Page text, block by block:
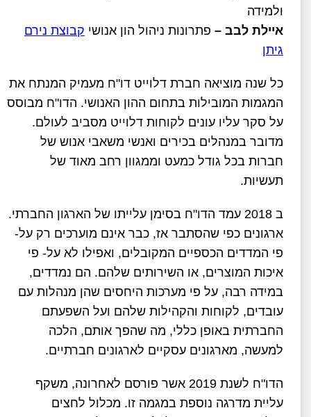
ולמידה
איילת לבב – פתרונות ניהול הון אנושיקבוצת נירם
גיתן
כל שנה מוציאה חברת דלוייט דו"ח מעמיק המנתח את
המגמות המובילות בתחום ההון האנושי. הדו"ח מבוסס
על סקר עליו עונים לקוחות דלוייט מסביב לעולם.
מדובר במנהלים בכירים ואנשי משאבי אנוש של
חברות בכל גודל כמעט וממגוון רחב מאוד של
תעשיות.
ב 2018 עמד הדו"ח בסימן עלייתו של הארגון החברתי.
ארגונים כפי שהסתבר אז, כבר אינם מוערכים רק על-
פי המדדים הכספיים המקובלים, ואפילו לא על- פי
איכות המוצרים, או השירותים שלהם. הם נמדדים,
במידה רבה, על פי מערכות היחסים שהן מנהלות עם
עובדים, לקוחות והקהילות שלהם ועל השפעתם
החברתית באופן כללי, מה שהפך אותם, הלכה
למעשה, מארגונים עסקיים לארגונים חברתיים.
הדו"ח לשנת 2019 אשר פורסם לאחרונה, משקף
עליית מדרגה נוספת במגמה זו. מכלול לחצים